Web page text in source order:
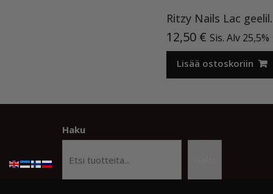
Ritzy Nails
12,50 € Sis. Alv 25,5%
Lisää ostoskoriin
Haku